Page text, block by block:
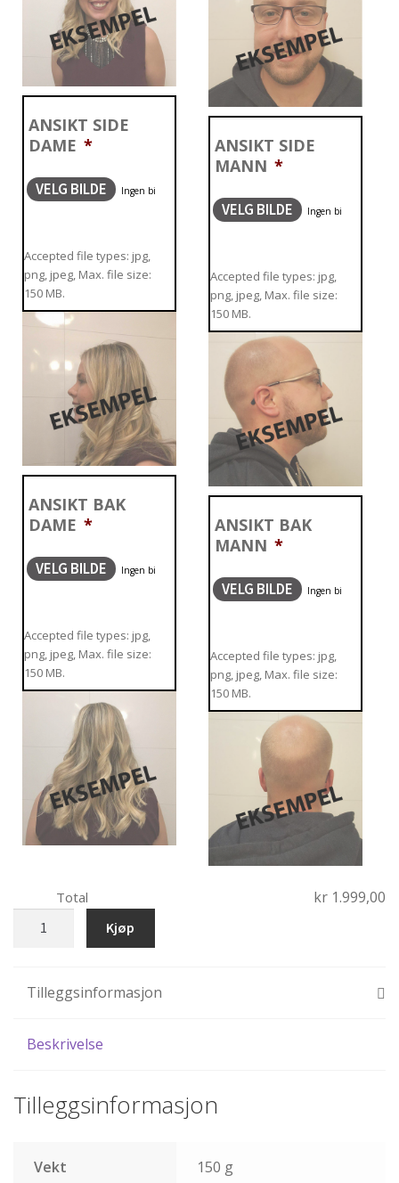
ANSIKT SIDE
DAME *
VELG BILDE
Accepted file types: jpg,
png, jpeg, Max. file size:
150 MB.
ANSIKT BAK
DAME *
VELG BILDE
Accepted file types: jpg,
png, jpeg, Max. file size:
150 MB.
ANSIKT SIDE
MANN *
VELG BILDE
Accepted file types: jpg,
png, jpeg, Max. file size:
150 MB.
ANSIKT BAK
MANN *
VELG BILDE
Accepted file types: jpg,
png, jpeg, Max. file size:
150 MB.
Total
kr 1.999,00
Nikkedukke
Kjøp
Tilleggsinformasjon
Beskrivelse
Tilleggsinformasjon
Vekt 150 g